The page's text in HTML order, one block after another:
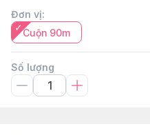
Đơn vị:
Cuộn 90m
Số lượng